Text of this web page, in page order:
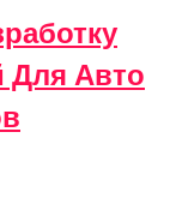
Авто